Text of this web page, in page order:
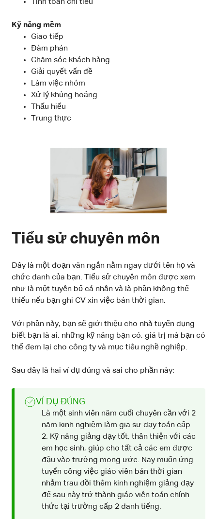
Tính toán chi tiêu
Kỹ năng mềm
Giao tiếp
Đàm phán
Chăm sóc khách hàng
Giải quyết vấn đề
Làm việc nhóm
Xử lý khủng hoảng
Thấu hiểu
Trung thực
Tiểu sử chuyên môn
Đây là một đoạn văn ngắn nằm ngay dưới tên họ và
chức danh của bạn. Tiểu sử chuyên môn được xem
như là một tuyên bố cá nhân và là phần không thể
thiếu nếu bạn ghi CV xin việc bán thời gian.
Với phần này, bạn sẽ giới thiệu cho nhà tuyển dụng
biết bạn là ai, những kỹ năng bạn có, giá trị mà bạn có
thể đem lại cho công ty và mục tiêu nghề nghiệp.
Sau đây là hai ví dụ đúng và sai cho phần này:
VÍ DỤ ĐÚNG
Là một sinh viên năm cuối chuyên cần với 2
năm kinh nghiệm làm gia sư dạy toán cấp
2. Kỹ năng giảng dạy tốt, thân thiện với các
em học sinh, giúp cho tất cả các em được
đậu vào trường mong ước. Nay muốn ứng
tuyển công việc giáo viên bán thời gian
nhằm trau dồi thêm kinh nghiệm giảng dạy
để sau này trở thành giáo viên toán chính
thức tại trường cấp 2 danh tiếng.